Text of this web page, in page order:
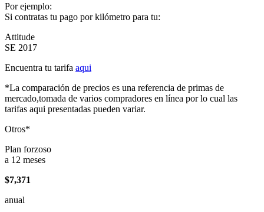
Por ejemplo:
Si contratas tu pago por kilómetro para tu:
Attitude
SE 2017
Encuentra tu tarifa aqui
*La comparación de precios es una referencia de primas de
mercado,tomada de varios compradores en línea por lo cual las
tarifas aqui presentadas pueden variar.
Otros*
Plan forzoso
a 12 meses
$7,371
anual